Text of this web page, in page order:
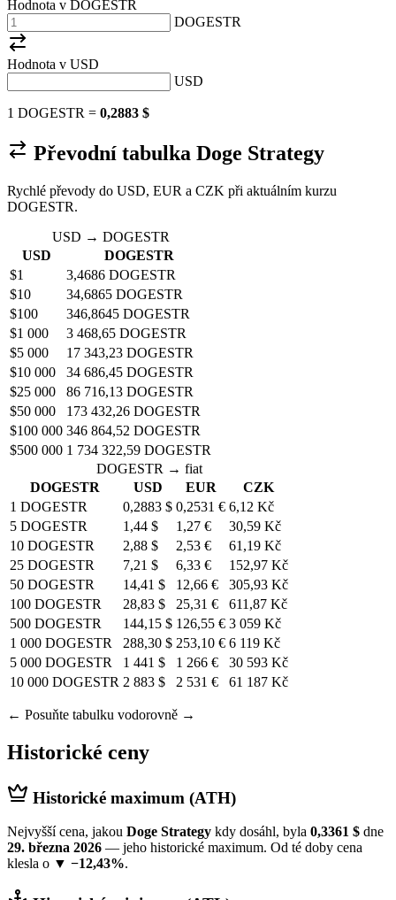
Hodnota v DOGESTR
DOGESTR
Hodnota v USD
USD
1 DOGESTR = 0,2883 $
Převodní tabulka Doge Strategy
Rychlé převody do USD, EUR a CZK při aktuálním kurzu
DOGESTR.
USD → DOGESTR
USD
DOGESTR
$1
3,4686 DOGESTR
$10
34,6865 DOGESTR
$100
346,8645 DOGESTR
$1 000
3 468,65 DOGESTR
$5 000
17 343,23 DOGESTR
$10 000
34 686,45 DOGESTR
$25 000
86 716,13 DOGESTR
$50 000
173 432,26 DOGESTR
$100 000 346 864,52 DOGESTR
$500 000 1 734 322,59 DOGESTR
DOGESTR → fiat
DOGESTR
USD EUR
CZK
1 DOGESTR
0,2883 $ 0,2531 € 6,12 Kč
5 DOGESTR
1,44 $ 1,27 €
30,59 Kč
10 DOGESTR
2,88 $ 2,53 €
61,19 Kč
25 DOGESTR
7,21 $ 6,33 €
152,97 Kč
50 DOGESTR
14,41 $ 12,66 €
305,93 Kč
100 DOGESTR
28,83 $ 25,31 €
611,87 Kč
500 DOGESTR
144,15 $ 126,55 € 3 059 Kč
1 000 DOGESTR
288,30 $ 253,10 € 6 119 Kč
5 000 DOGESTR
1 441 $ 1 266 €
30 593 Kč
10 000 DOGESTR 2 883 $ 2 531 € 61 187 Kč
← Posuňte tabulku vodorovně →
Historické ceny
Historické maximum (ATH)
Nejvyšší cena, jakou Doge Strategy kdy dosáhl, byla 0,3361 $ dne
29. března 2026 — jeho historické maximum. Od té doby cena
klesla o ▼ −12,43%.